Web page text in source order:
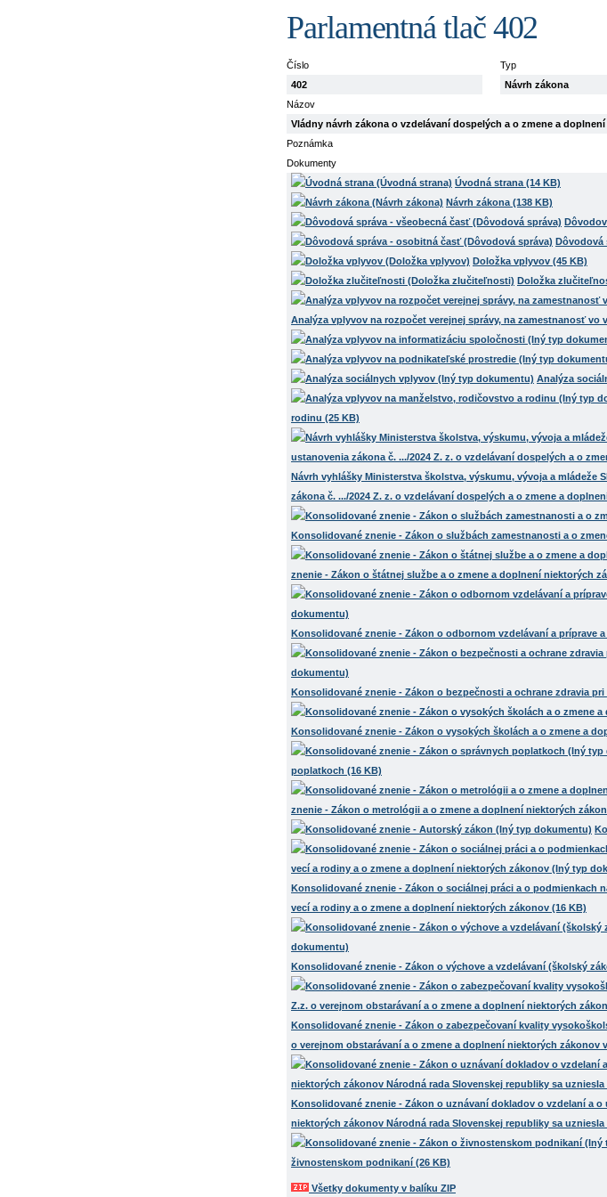
Parlamentná tlač 402
Číslo
402
Typ
Návrh zákona
Názov
Vládny návrh zákona o vzdelávaní dospelých a o zmene a
Poznámka
Dokumenty
Úvodná strana (14 KB)
Návrh zákona (138 KB)
Dôvodová
Doložka vplyvov (45 KB)
Doložka
Analýza vplyvov na rozpočet verejnej správy, na zamestnanosť vo
Analýza
rodinu (25 KB)
Návrh vyhlášky Ministerstva školstva, výskumu, vývoja a
zákona č. .../2024 Z. z. o vzdelávaní dospelých a o zmene a
Konsolidované znenie - Zákon o službách zamestnanosti a o
znenie - Zákon o štátnej službe a o zmene a doplnení niektorých
Konsolidované znenie - Zákon o odbornom vzdelávaní a príprave
Konsolidované znenie - Zákon o bezpečnosti a ochrane zdravia
Konsolidované znenie - Zákon o vysokých školách a o zmene a
poplatkoch (16 KB)
znenie - Zákon o metrológii a o zmene a doplnení niektorých
Konsolidované znenie - Zákon o sociálnej práci a o
vecí a rodiny a o zmene a doplnení niektorých zákonov (16 KB)
Konsolidované znenie - Zákon o výchove a vzdelávaní (školský
Konsolidované znenie - Zákon o zabezpečovaní kvality
o verejnom obstarávaní a o zmene a doplnení niektorých zákonov
Konsolidované znenie - Zákon o uznávaní dokladov o vzdelaní a
niektorých zákonov Národná rada Slovenskej republiky sa
živnostenskom podnikaní (26 KB)
Všetky dokumenty v balíku ZIP